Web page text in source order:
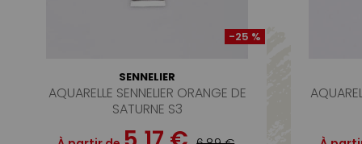
-25 %
SENNELIER
AQUARELLE SENNELIER ORANGE DE
SATURNE S3